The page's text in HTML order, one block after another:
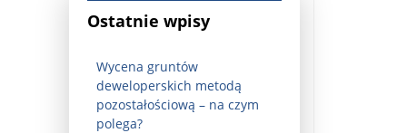
Najstarsza muzyka świata ...
Ostatnie wpisy
Wycena gruntów
deweloperskich metodą
pozostałościową – na czym
polega?